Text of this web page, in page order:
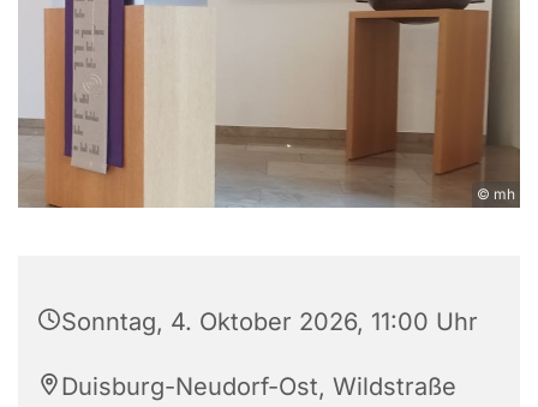
© mh
Sonntag, 4. Oktober 2026, 11:00 Uhr
Duisburg-Neudorf-Ost, Wildstraße